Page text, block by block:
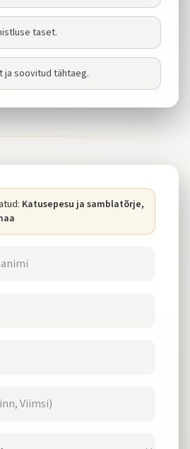
taset.
ja soovitud tähtaeg.
Katusepesu ja samblatõrje,